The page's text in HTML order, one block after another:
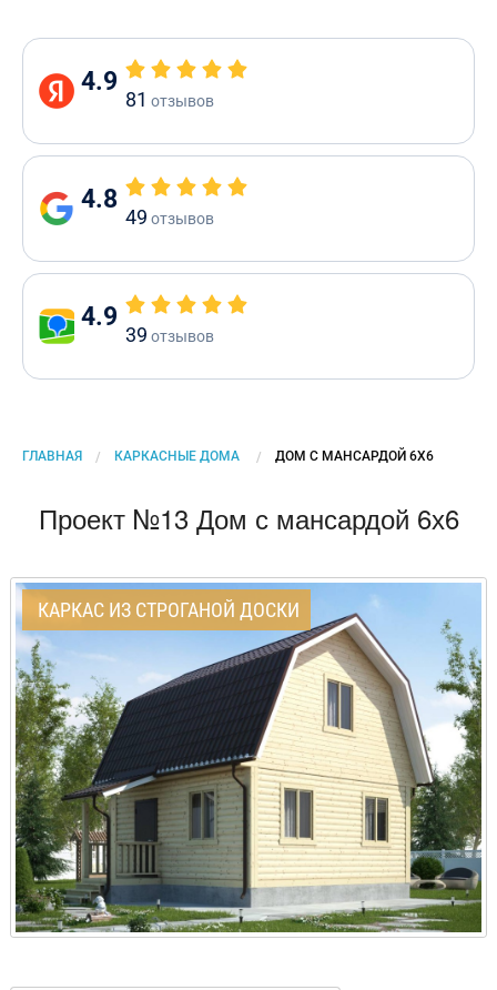
4.9
81 отзывов
4.8
49 отзывов
4.9
39 отзывов
ГЛАВНАЯ КАРКАСНЫЕ ДОМА CURRENT:
ДОМ С МАНСАРДОЙ 6Х6
Проект №13 Дом с мансардой 6х6
КАРКАС ИЗ СТРОГАНОЙ ДОСКИ